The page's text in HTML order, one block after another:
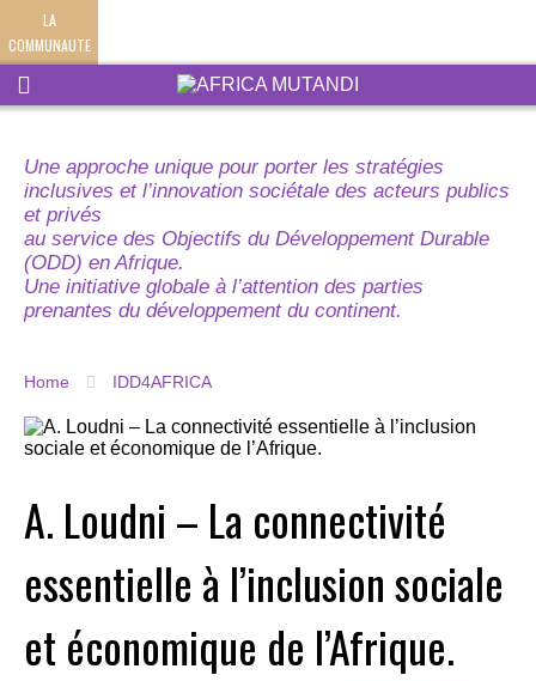
LA
COMMUNAUTE
Une approche unique pour porter les stratégies
inclusives et l’innovation sociétale des acteurs publics
et privés
au service des Objectifs du Développement Durable
(ODD) en Afrique.
Une initiative globale à l’attention des parties
prenantes du développement du continent.
Home IDD4AFRICA
A. Loudni – La connectivité
essentielle à l’inclusion sociale
et économique de l’Afrique.